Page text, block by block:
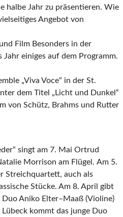
halbe Jahr zu präsentieren. Wie
Angebot von
Film Besonders in der
Jahr einiges auf dem Programm.
„Viva Voce“ in der St.
dem Titel „Licht und Dunkel“
von Schütz, Brahms und Rutter
singt am 7. Mai Ortrud
Morrison am Flügel. Am 5.
Streichquartett, auch als
Stücke. Am 8. April gibt
Duo Aniko Elter–Maaß (Violine)
Lübeck kommt das junge Duo